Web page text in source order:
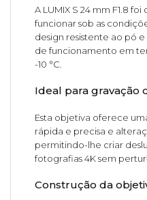
A LUMIX S 24 mm F1.8
funcionar sob as
design resistente ao pó
de funcionamento em
-10 °C.
Ideal para gravação
Esta objetiva oferece
rápida e precisa e
permitindo-lhe criar
fotografias 4K sem
Construção da